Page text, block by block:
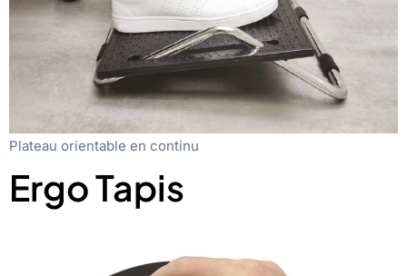
Plateau orientable en continu
Ergo Tapis